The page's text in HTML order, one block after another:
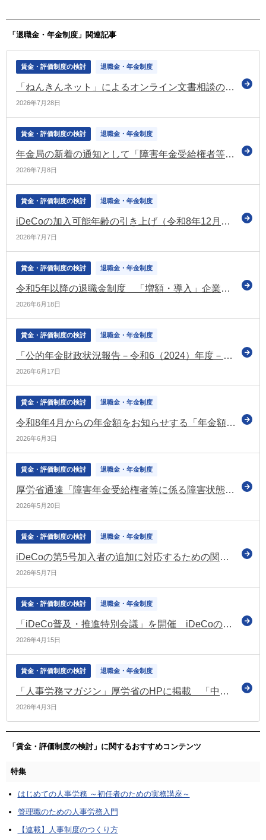
「退職金・年金制度」関連記事
賃金・評価制度の検討 退職金・年金制度
「ねんきんネット」によるオンライン文書相談の対象者を拡大（日本年金機構）
2026年7月28日
賃金・評価制度の検討 退職金・年金制度
年金局の新着の通知として「障害年金受給権者等に係る障害状態確認届の取扱いについて」を公表（厚労省）
2026年7月8日
賃金・評価制度の検討 退職金・年金制度
iDeCoの加入可能年齢の引き上げ（令和8年12月～） 関係省令などの公布について通達を発出（厚労省）
2026年7月7日
賃金・評価制度の検討 退職金・年金制度
令和5年以降の退職金制度 「増額・導入」企業が7.8％ 「減額・廃止」企業は月給などへ（東京商工リサーチの調査）
2026年6月18日
賃金・評価制度の検討 退職金・年金制度
「公的年金財政状況報告－令和6（2024）年度－」を公表（社保審の年金数理部会）
2026年6月17日
賃金・評価制度の検討 退職金・年金制度
令和8年4月からの年金額をお知らせする「年金額改定通知書」などの発送を開始（日本年金機構）
2026年6月3日
賃金・評価制度の検討 退職金・年金制度
厚労省通達「障害年金受給権者等に係る障害状態確認届の取扱いについて」の一部を改正
2026年5月20日
賃金・評価制度の検討 退職金・年金制度
iDeCoの第5号加入者の追加に対応するための関係省令の改正案について意見募集（パブコメ）
2026年5月7日
賃金・評価制度の検討 退職金・年金制度
「iDeCo普及・推進特別会議」を開催 iDeCoの加入率・認知度の向上に取り組む（厚労省）
2026年4月15日
賃金・評価制度の検討 退職金・年金制度
「人事労務マガジン」厚労省のHPに掲載 「中小企業退職金共済制度における付加退職金」の情報を掲載
2026年4月3日
「賃金・評価制度の検討」に関するおすすめコンテンツ
特集
はじめての人事労務 ～初任者のための実務講座～
管理職のための人事労務入門
【連載】人事制度のつくり方